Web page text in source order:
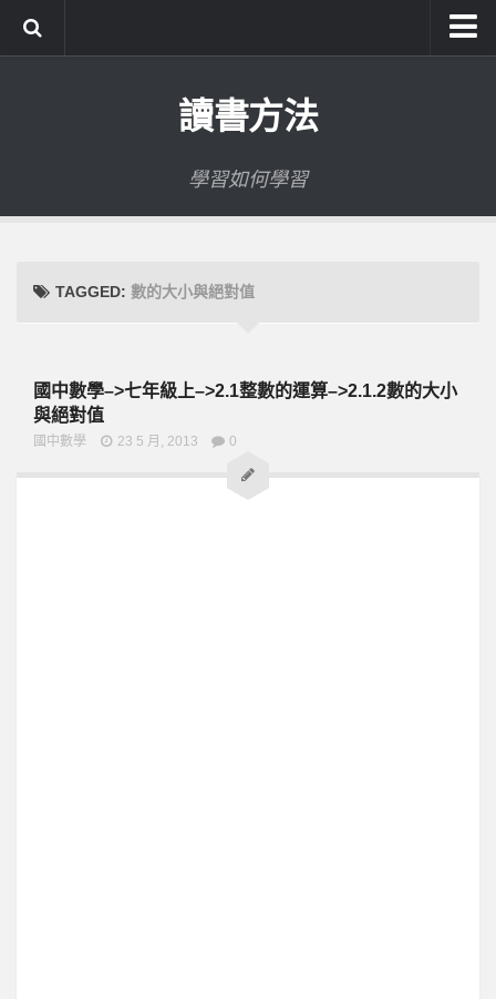
讀書方法
學習如何學習
TAGGED: 數的大小與絕對值
國中數學–>七年級上–>2.1整數的運算–>2.1.2數的大小
與絕對值
國中數學 23 5 月, 2013 0